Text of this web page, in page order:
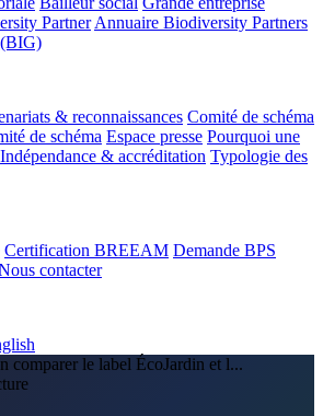
Partner Annuaire Biodiversity Partners
(BIG)
& reconnaissances Comité de schéma
de schéma Espace presse Pourquoi une
Indépendance & accréditation Typologie des
Certification BREEAM Demande BPS
contacter
comparer le label ÉcoJardin et l...